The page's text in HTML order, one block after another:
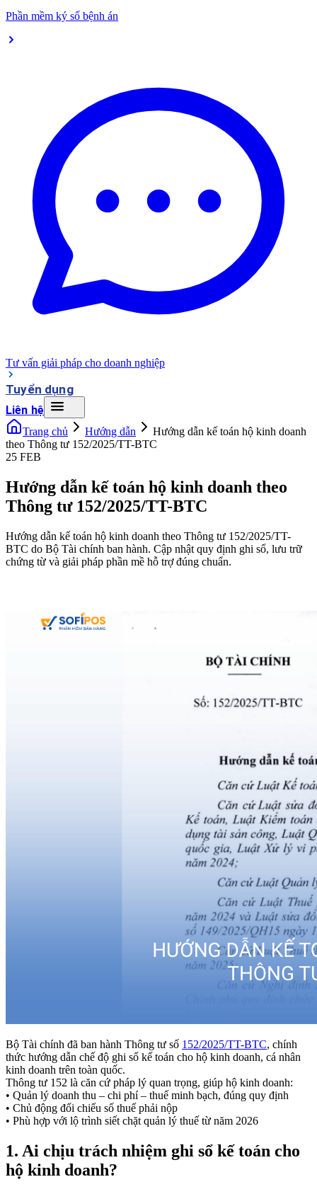
Phần mềm ký số bệnh án
Tư vấn giải pháp cho doanh nghiệp
Tuyển dụng
Liên hệ
Trang chủ Hướng dẫn
Hướng dẫn kế toán hộ kinh doanh
theo Thông tư 152/2025/TT-BTC
25 FEB
Hướng dẫn kế toán hộ kinh doanh theo
Thông tư 152/2025/TT-BTC
Hướng dẫn kế toán hộ kinh doanh theo Thông tư 152/2025/TT-
BTC do Bộ Tài chính ban hành. Cập nhật quy định ghi sổ, lưu trữ
chứng từ và giải pháp phần mề hỗ trợ đúng chuẩn.
Bộ Tài chính đã ban hành Thông tư số 152/2025/TT-BTC, chính
thức hướng dẫn chế độ ghi sổ kế toán cho hộ kinh doanh, cá nhân
kinh doanh trên toàn quốc.
Thông tư 152 là căn cứ pháp lý quan trọng, giúp hộ kinh doanh:
• Quản lý doanh thu – chi phí – thuế minh bạch, đúng quy định
• Chủ động đối chiếu số thuế phải nộp
• Phù hợp với lộ trình siết chặt quản lý thuế từ năm 2026
1. Ai chịu trách nhiệm ghi sổ kế toán cho
hộ kinh doanh?